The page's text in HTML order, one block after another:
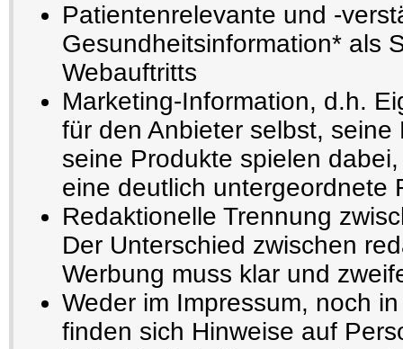
Patientenrelevante und -
Gesundheitsinformation* als
Webauftritts
Marketing-Information, d.h.
für den Anbieter selbst,
seine Produkte spielen
eine deutlich untergeordnete
Redaktionelle Trennung
Der Unterschied zwischen
Werbung muss klar und
Weder im Impressum, noch
finden sich Hinweise auf